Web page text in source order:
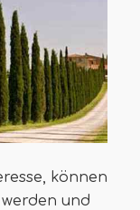
können
und